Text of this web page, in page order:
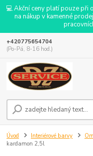
💻 Akční ceny platí pouze při
na nákup v kamenné
+420775654704
(Po-Pá, 8-16 hod.)
Úvod Interiérové barvy
kardamon 2,5l